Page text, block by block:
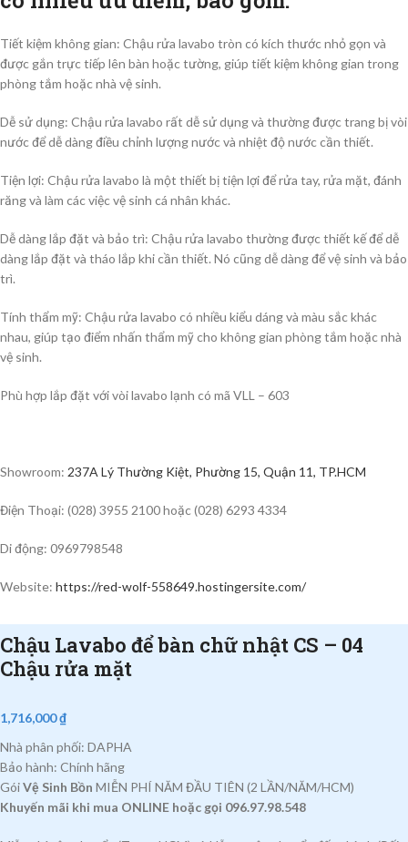
Tiết kiệm không gian: Chậu rửa lavabo tròn có kích thước nhỏ gọn và
được gắn trực tiếp lên bàn hoặc tường, giúp tiết kiệm không gian trong
phòng tắm hoặc nhà vệ sinh.
Dễ sử dụng: Chậu rửa lavabo rất dễ sử dụng và thường được trang bị vòi
nước để dễ dàng điều chỉnh lượng nước và nhiệt độ nước cần thiết.
Tiện lợi: Chậu rửa lavabo là một thiết bị tiện lợi để rửa tay, rửa mặt, đánh
răng và làm các việc vệ sinh cá nhân khác.
Dễ dàng lắp đặt và bảo trì: Chậu rửa lavabo thường được thiết kế để dễ
dàng lắp đặt và tháo lắp khi cần thiết. Nó cũng dễ dàng để vệ sinh và bảo
trì.
Tính thẩm mỹ: Chậu rửa lavabo có nhiều kiểu dáng và màu sắc khác
nhau, giúp tạo điểm nhấn thẩm mỹ cho không gian phòng tắm hoặc nhà
vệ sinh.
Phù hợp lắp đặt với vòi lavabo lạnh có mã VLL – 603
Showroom: 237A Lý Thường Kiệt, Phường 15, Quận 11, TP.HCM
Điện Thoại: (028) 3955 2100 hoặc (028) 6293 4334
Di động: 0969798548
Website: https://red-wolf-558649.hostingersite.com/
Chậu Lavabo để bàn chữ nhật CS – 04
Chậu rửa mặt
1,716,000₫
Nhà phân phối: DAPHA
Bảo hành: Chính hãng
GóiVệ Sinh Bồn MIỄN PHÍ NĂM ĐẦU TIÊN (2 LẦN/NĂM/HCM)
Khuyến mãi khi mua ONLINE hoặc gọi 096.97.98.548